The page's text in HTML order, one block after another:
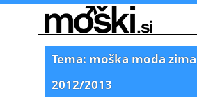
Tema: moška moda zima
2012/2013